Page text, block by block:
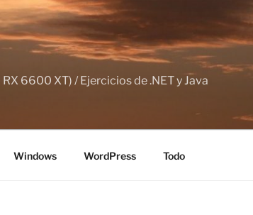
6600 XT) / Ejercicios de .NET y Java
Windows WordPress Todo